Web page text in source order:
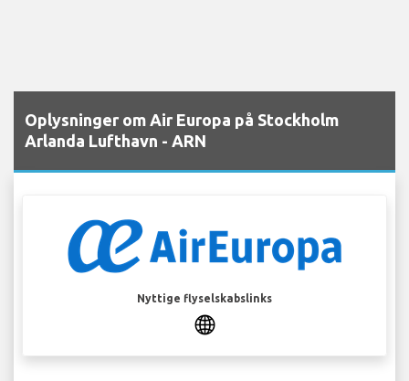
Oplysninger om Air Europa på Stockholm
Arlanda Lufthavn - ARN
Nyttige flyselskabslinks